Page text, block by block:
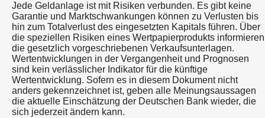
Jede Geldanlage ist mit Risiken verbunden. Es gibt keine
Garantie und Marktschwankungen können zu Verlusten bis
hin zum Totalverlust des eingesetzten Kapitals führen. Über
die speziellen Risiken eines Wertpapierprodukts informieren
die gesetzlich vorgeschriebenen Verkaufsunterlagen.
Wertentwicklungen in der Vergangenheit und Prognosen
sind kein verlässlicher Indikator für die künftige
Wertentwicklung. Sofern es in diesem Dokument nicht
anders gekennzeichnet ist, geben alle Meinungsaussagen
die aktuelle Einschätzung der Deutschen Bank wieder, die
sich jederzeit ändern kann.